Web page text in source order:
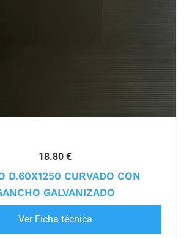
18.80 €
D.60X1250 CURVADO CON
GALVANIZADO
Ver Ficha técnica